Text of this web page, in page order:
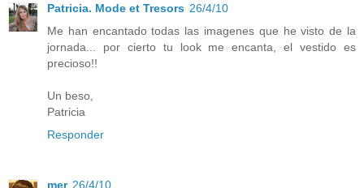
Patricia. Mode et Tresors 26/4/10
Me han encantado todas las imagenes que he visto de la
jornada... por cierto tu look me encanta, el vestido es
precioso!!
Un beso,
Patricia
Responder
mer 26/4/10